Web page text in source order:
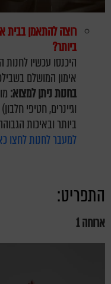
רוצה להתאמן בבית
ביותר?
היכנסו עכשיו לחנות
אימון המושלם
בחנות ניתן למצוא:
וגיינרים, חטיפי
ביותר ובאיכות
למעבר לחנות לחצו
התפריט:
ארוחה 1